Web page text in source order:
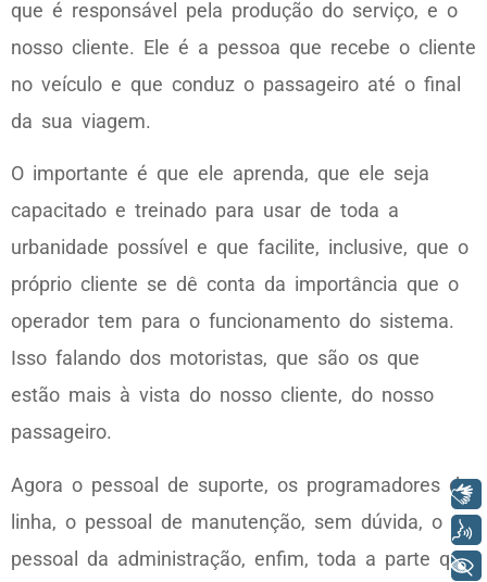
que é responsável pela produção do serviço, e o
nosso cliente. Ele é a pessoa que recebe o cliente
no veículo e que conduz o passageiro até o final
da sua viagem.
O importante é que ele aprenda, que ele seja
capacitado e treinado para usar de toda a
urbanidade possível e que facilite, inclusive, que o
próprio cliente se dê conta da importância que o
operador tem para o funcionamento do sistema.
Isso falando dos motoristas, que são os que
estão mais à vista do nosso cliente, do nosso
passageiro.
Agora o pessoal de suporte, os programadores de
linha, o pessoal de manutenção, sem dúvida, o
pessoal da administração, enfim, toda a parte que
Libras
Voz
+ Acessibilidade